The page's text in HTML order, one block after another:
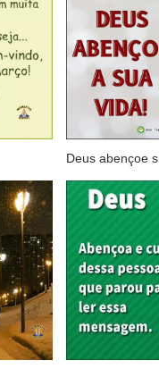
Deus abençoe